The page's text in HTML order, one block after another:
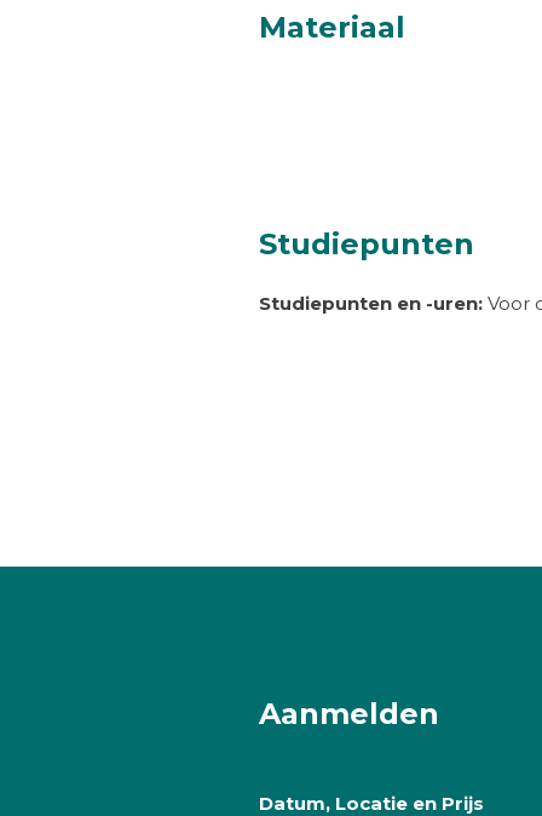
Materiaal
Studiepunten
Studiepunten en -uren: Voor
Aanmelden
Datum, Locatie en Prijs